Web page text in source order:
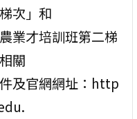
次」和
業才培訓班第二梯
關
及官網網址：http